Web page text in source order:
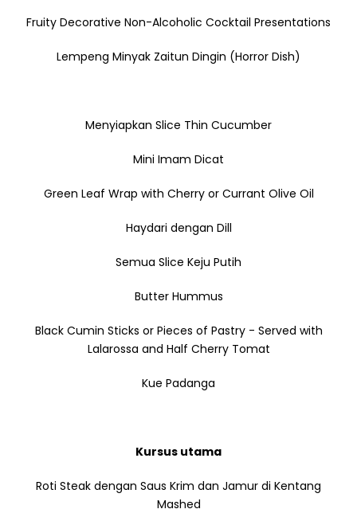
Fruity Decorative Non-Alcoholic Cocktail Presentations
Lempeng Minyak Zaitun Dingin (Horror Dish)
Menyiapkan Slice Thin Cucumber
Mini Imam Dicat
Green Leaf Wrap with Cherry or Currant Olive Oil
Haydari dengan Dill
Semua Slice Keju Putih
Butter Hummus
Black Cumin Sticks or Pieces of Pastry - Served with
Lalarossa and Half Cherry Tomat
Kue Padanga
Kursus utama
Roti Steak dengan Saus Krim dan Jamur di Kentang
Mashed